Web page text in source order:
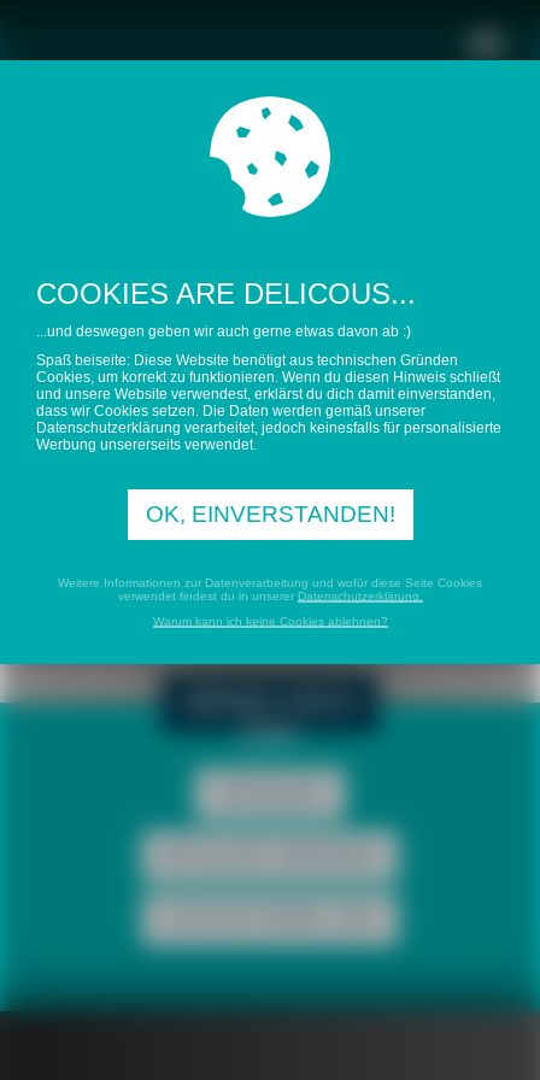
COOKIES ARE DELICOUS...
...und deswegen geben wir auch gerne etwas davon ab :)
Spaß beiseite: Diese Website benötigt aus technischen Gründen
Cookies, um korrekt zu funktionieren. Wenn du diesen Hinweis schließt
und unsere Website verwendest, erklärst du dich damit einverstanden,
dass wir Cookies setzen. Die Daten werden gemäß unserer
Datenschutzerklärung verarbeitet, jedoch keinesfalls für personalisierte
Werbung unsererseits verwendet.
OK, EINVERSTANDEN!
Weitere Informationen zur Datenverarbeitung und wofür diese Seite Cookies
verwendet findest du in unserer Datenschutzerklärung.
Warum kann ich keine Cookies ablehnen?
hochgeladen am 05.05.2015
L01LEHRENLERNENG
RUNDSATZANTRAGZU
MLEHRAMTSSTUDIUM
EIN!